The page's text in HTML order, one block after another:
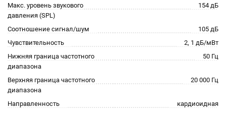
Макс. уровень звукового
давления (SPL)
154 дБ
Соотношение сигнал/шум
105 дБ
Чувствительность
2, 1 дБ/мВт
Нижняя граница частотного
диапазона
50 Гц
Верхняя граница частотного
диапазона
20 000 Гц
Направленность
кардиоидная